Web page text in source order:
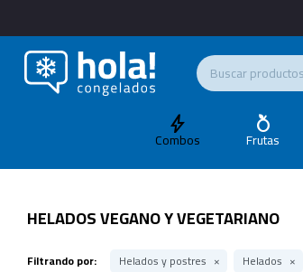
Combos Frutas
HELADOS VEGANO Y VEGETARIANO
Filtrando por: Helados y postres Helados